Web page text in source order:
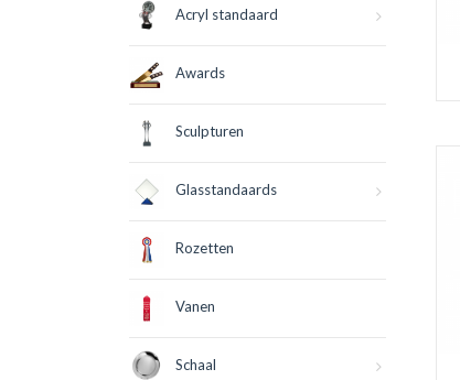
Acryl standaard
Awards
Sculpturen
Glasstandaards
Rozetten
Vanen
Schaal